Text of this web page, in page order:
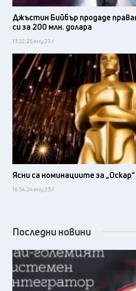
Джъстин Бийбър продаде
си за 200 млн. долара
13:22, 25 яну 23 /
Ясни са номинациите за „Оскар“
16:54, 24 яну 23 /
Последни новини